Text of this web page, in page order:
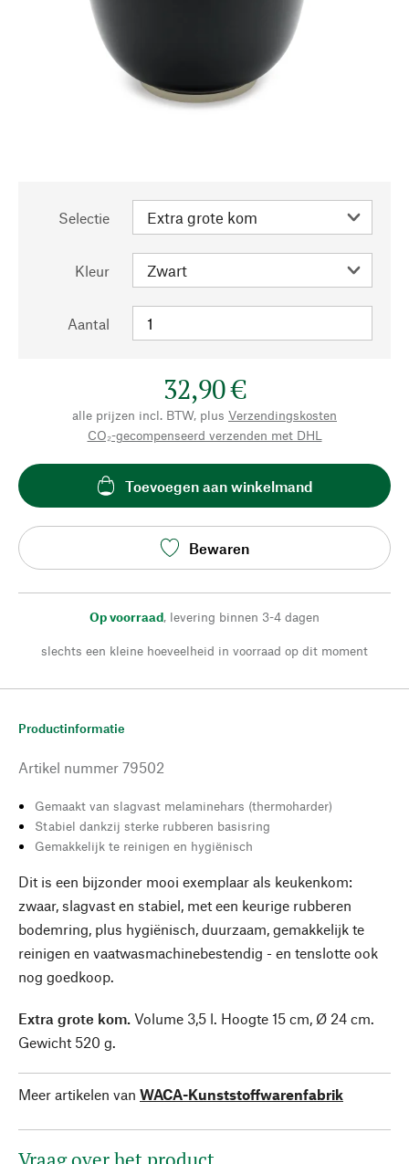
Selectie
Kleur
Aantal
32,90 €
alle prijzen incl. BTW, plus Verzendingskosten
CO₂-gecompenseerd verzenden met DHL
Toevoegen aan winkelmand
Bewaren
Op voorraad, levering binnen 3-4 dagen
slechts een kleine hoeveelheid in voorraad op dit moment
Productinformatie
Artikel nummer 79502
Gemaakt van slagvast melaminehars (thermoharder)
Stabiel dankzij sterke rubberen basisring
Gemakkelijk te reinigen en hygiënisch
Dit is een bijzonder mooi exemplaar als keukenkom:
zwaar, slagvast en stabiel, met een keurige rubberen
bodemring, plus hygiënisch, duurzaam, gemakkelijk te
reinigen en vaatwasmachinebestendig - en tenslotte ook
nog goedkoop.
Extra grote kom. Volume 3,5 l. Hoogte 15 cm, Ø 24 cm.
Gewicht 520 g.
Meer artikelen van WACA-Kunststoffwarenfabrik